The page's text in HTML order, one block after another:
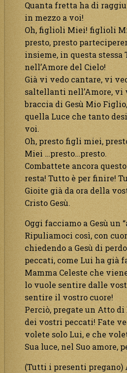
Quanta fretta ha di
in mezzo a voi!
Oh, figlioli Miei! figlioli
presto, presto
insieme, in questa
nell’Amore del Cielo!
Già vi vedo cantare, vi
saltellanti nell’Amore, vi
braccia di Gesù Mio
quella Luce che tanto
voi.
Oh, presto figli miei,
Miei …presto…presto.
Combattete ancora
resta! Tutto è per finire!
Gioite già da ora della
Cristo Gesù.
Oggi facciamo a Gesù un
Ripuliamoci così, con
chiedendo a Gesù di
peccati, come Lui ha già
Mamma Celeste che
lo vuole sentire dalle
sentire il vostro cuore!
Perciò, pregate un Atto
dei vostri peccati! Fate
volete solo Lui, e che
Sua luce, nel Suo amore,
(Tutti i presenti pregano)